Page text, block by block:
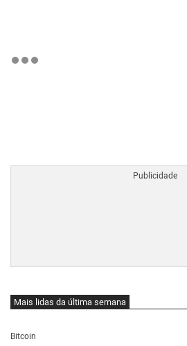
Mais lidas da última semana
Bitcoin